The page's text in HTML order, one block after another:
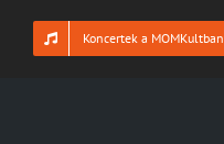
Koncertek a MOMKultban